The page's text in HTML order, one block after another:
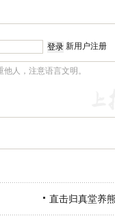
新用户注册
直击归真堂养